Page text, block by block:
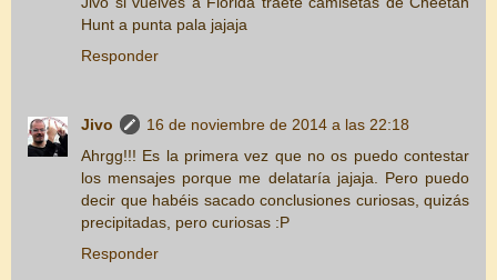
Hunt a punta pala jajaja
Responder
Jivo
16 de noviembre de 2014 a las 22:18
Ahrgg!!! Es la primera vez que no os puedo contestar
los mensajes porque me delataría jajaja. Pero puedo
decir que habéis sacado conclusiones curiosas, quizás
precipitadas, pero curiosas :P
Responder